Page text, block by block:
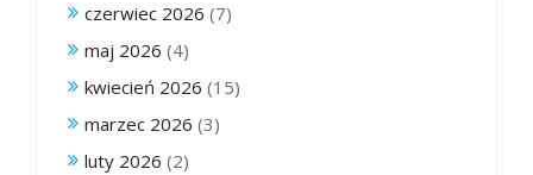
czerwiec 2026 (7)
maj 2026 (4)
kwiecień 2026 (15)
marzec 2026 (3)
luty 2026 (2)